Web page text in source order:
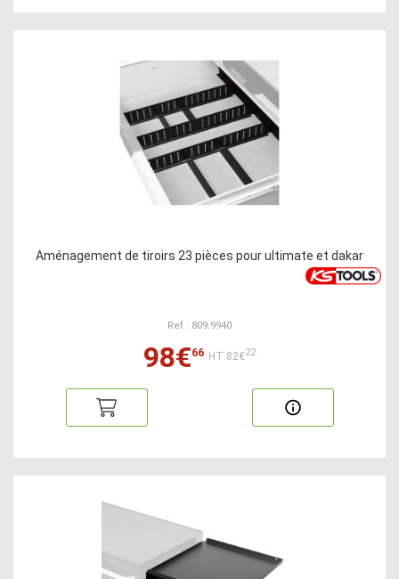
Aménagement de tiroirs 23 pièces pour ultimate et dakar
Ref : 809.9940
98€66 HT:82€22